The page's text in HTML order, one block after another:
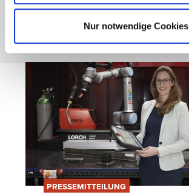
Nur notwendige Cookies
Artikel lesen
PRESSEMITTEILUNG